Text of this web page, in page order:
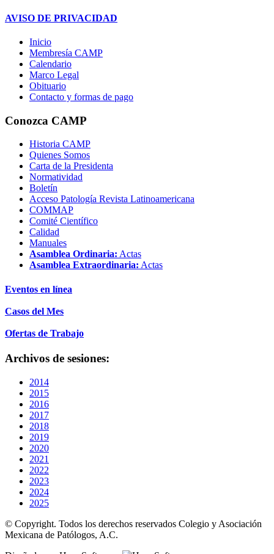
AVISO DE PRIVACIDAD
Inicio
Membresía CAMP
Calendario
Marco Legal
Obituario
Contacto y formas de pago
Conozca CAMP
Historia CAMP
Quienes Somos
Carta de la Presidenta
Normatividad
Boletín
Acceso Patología Revista Latinoamericana
COMMAP
Comité Científico
Calidad
Manuales
Asamblea Ordinaria: Actas
Asamblea Extraordinaria: Actas
Eventos en línea
Casos del Mes
Ofertas de Trabajo
Archivos de sesiones:
2014
2015
2016
2017
2018
2019
2020
2021
2022
2023
2024
2025
© Copyright. Todos los derechos reservados Colegio y Asociación
Mexicana de Patólogos, A.C.